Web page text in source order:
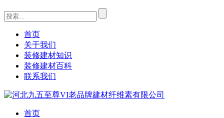
首页
关于我们
装修建材知识
装修建材百科
联系我们
首页